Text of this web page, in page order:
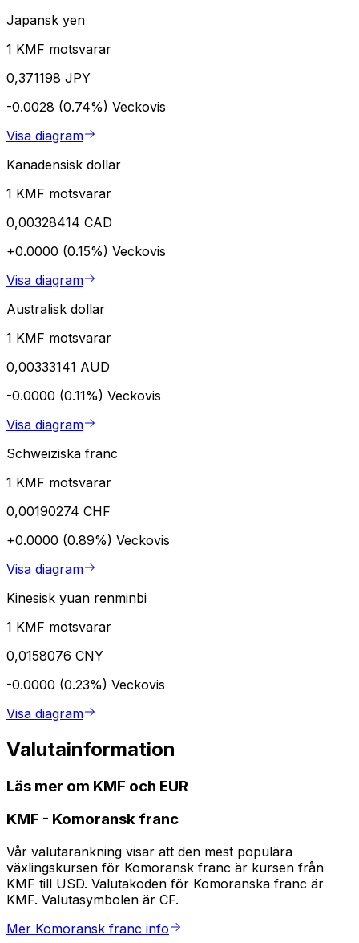
Japansk yen
1 KMF motsvarar
0,371198 JPY
-0.0028 (0.74%) Veckovis
Visa diagram
Kanadensisk dollar
1 KMF motsvarar
0,00328414 CAD
+0.0000 (0.15%) Veckovis
Visa diagram
Australisk dollar
1 KMF motsvarar
0,00333141 AUD
-0.0000 (0.11%) Veckovis
Visa diagram
Schweiziska franc
1 KMF motsvarar
0,00190274 CHF
+0.0000 (0.89%) Veckovis
Visa diagram
Kinesisk yuan renminbi
1 KMF motsvarar
0,0158076 CNY
-0.0000 (0.23%) Veckovis
Visa diagram
Valutainformation
Läs mer om KMF och EUR
KMF - Komoransk franc
Vår valutarankning visar att den mest populära
växlingskursen för Komoransk franc är kursen från
KMF till USD. Valutakoden för Komoranska franc är
KMF. Valutasymbolen är CF.
Mer Komoransk franc info